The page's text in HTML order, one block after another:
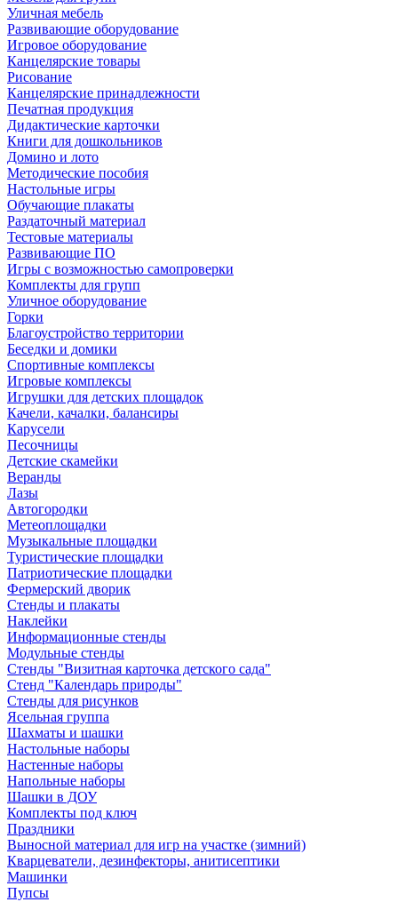
Уличная мебель
Развивающие оборудование
Игровое оборудование
Канцелярские товары
Рисование
Канцелярские принадлежности
Печатная продукция
Дидактические карточки
Книги для дошкольников
Домино и лото
Методические пособия
Настольные игры
Обучающие плакаты
Раздаточный материал
Тестовые материалы
Развивающие ПО
Игры с возможностью самопроверки
Комплекты для групп
Уличное оборудование
Горки
Благоустройство территории
Беседки и домики
Спортивные комплексы
Игровые комплексы
Игрушки для детских площадок
Качели, качалки, балансиры
Карусели
Песочницы
Детские скамейки
Веранды
Лазы
Автогородки
Метеоплощадки
Музыкальные площадки
Туристические площадки
Патриотические площадки
Фермерский дворик
Стенды и плакаты
Наклейки
Информационные стенды
Модульные стенды
Стенды "Визитная карточка детского сада"
Стенд "Календарь природы"
Стенды для рисунков
Ясельная группа
Шахматы и шашки
Настольные наборы
Настенные наборы
Напольные наборы
Шашки в ДОУ
Комплекты под ключ
Праздники
Выносной материал для игр на участке (зимний)
Кварцеватели, дезинфекторы, анитисептики
Машинки
Пупсы